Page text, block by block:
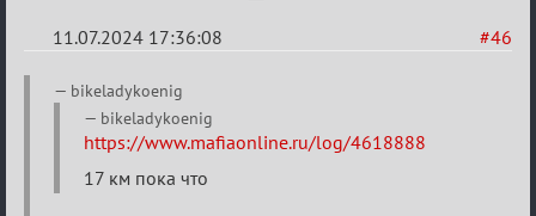
#46
11.07.2024 17:36:08
Re:
тысяч
градусов
bikeladykoenig
bikeladykoenig
https://www.mafiaonline.ru/log/4618888
17 км пока что